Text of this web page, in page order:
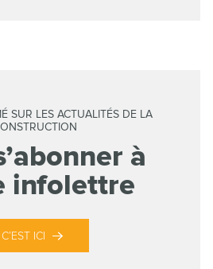
SUR LES ACTUALITÉS DE LA
à
infolettre
C’EST ICI